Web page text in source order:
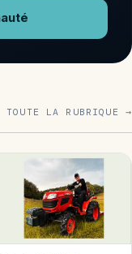
TOUTE LA RUBRIQUE →